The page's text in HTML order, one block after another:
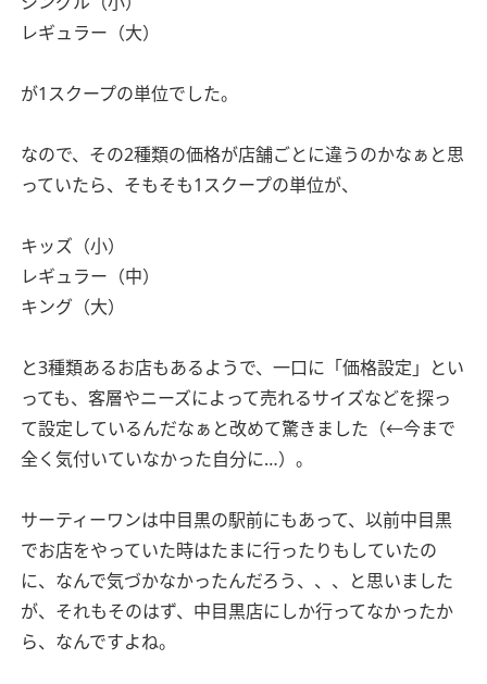
レギュラー（大）
が1スクープの単位でした。
なので、その2種類の価格が店舗ごとに違うのかなぁと思
っていたら、そもそも1スクープの単位が、
キッズ（小）
レギュラー（中）
キング（大）
と3種類あるお店もあるようで、一口に「価格設定」とい
っても、客層やニーズによって売れるサイズなどを探っ
て設定しているんだなぁと改めて驚きました（←今まで
全く気付いていなかった自分に…）。
サーティーワンは中目黒の駅前にもあって、以前中目黒
でお店をやっていた時はたまに行ったりもしていたの
に、なんで気づかなかったんだろう、、、と思いました
が、それもそのはず、中目黒店にしか行ってなかったか
ら、なんですよね。